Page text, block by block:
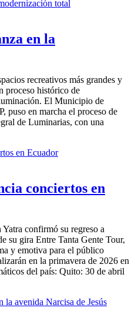
en la
recreativos más grandes y
proceso histórico de
El Municipio de
puso en marcha el proceso de
de Luminarias, con una
conciertos en
confirmó su regreso a
su gira Entre Tanta Gente Tour,
y emotiva para el público
en la primavera de 2026 en
del país: Quito: 30 de abril